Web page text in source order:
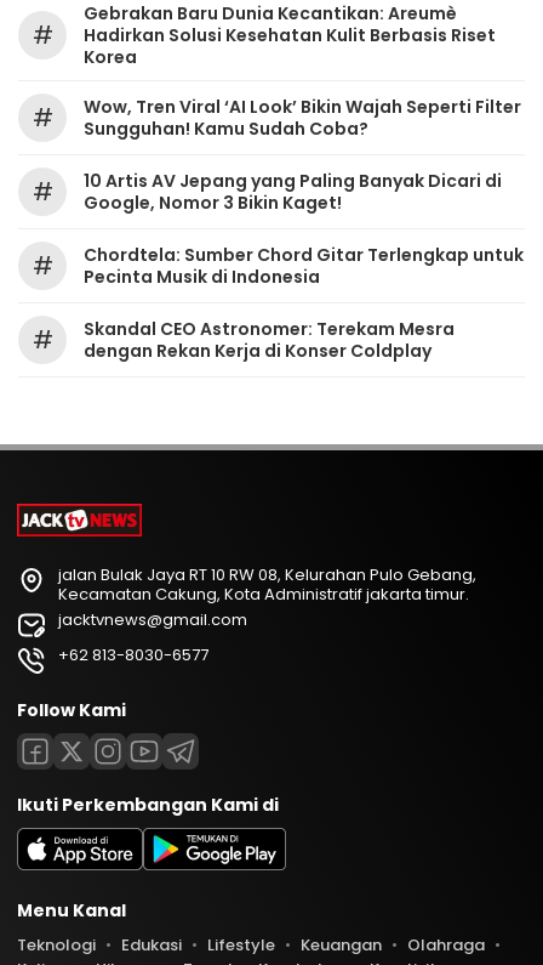
#
Gebrakan Baru Dunia Kecantikan: Areumè
Hadirkan Solusi Kesehatan Kulit Berbasis Riset
Korea
#
Wow, Tren Viral ‘AI Look’ Bikin Wajah Seperti Filter
Sungguhan! Kamu Sudah Coba?
#
10 Artis AV Jepang yang Paling Banyak Dicari di
Google, Nomor 3 Bikin Kaget!
#
Chordtela: Sumber Chord Gitar Terlengkap untuk
Pecinta Musik di Indonesia
#
Skandal CEO Astronomer: Terekam Mesra
dengan Rekan Kerja di Konser Coldplay
jalan Bulak Jaya RT 10 RW 08, Kelurahan Pulo Gebang,
Kecamatan Cakung, Kota Administratif jakarta timur.
jacktvnews@gmail.com
+62 813-8030-6577
Follow Kami
Ikuti Perkembangan Kami di
Menu Kanal
Teknologi Edukasi Lifestyle Keuangan
Olahraga